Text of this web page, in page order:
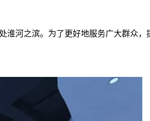
淮河之滨。为了更好地服务广大群众